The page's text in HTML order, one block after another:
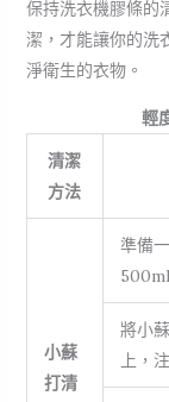
保持洗衣機膠條的
潔，才能讓你的洗
淨衛生的衣物。
輕
清潔
方法
小蘇
打清
準備
將小
上，